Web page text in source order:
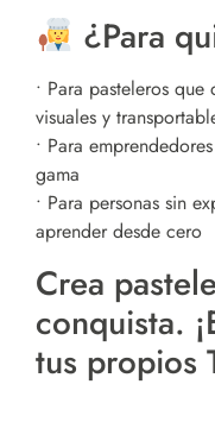
¿Para
• Para pasteleros
visuales y
• Para
gama
• Para personas sin
aprender desde cero
Crea
conquista.
tus propios